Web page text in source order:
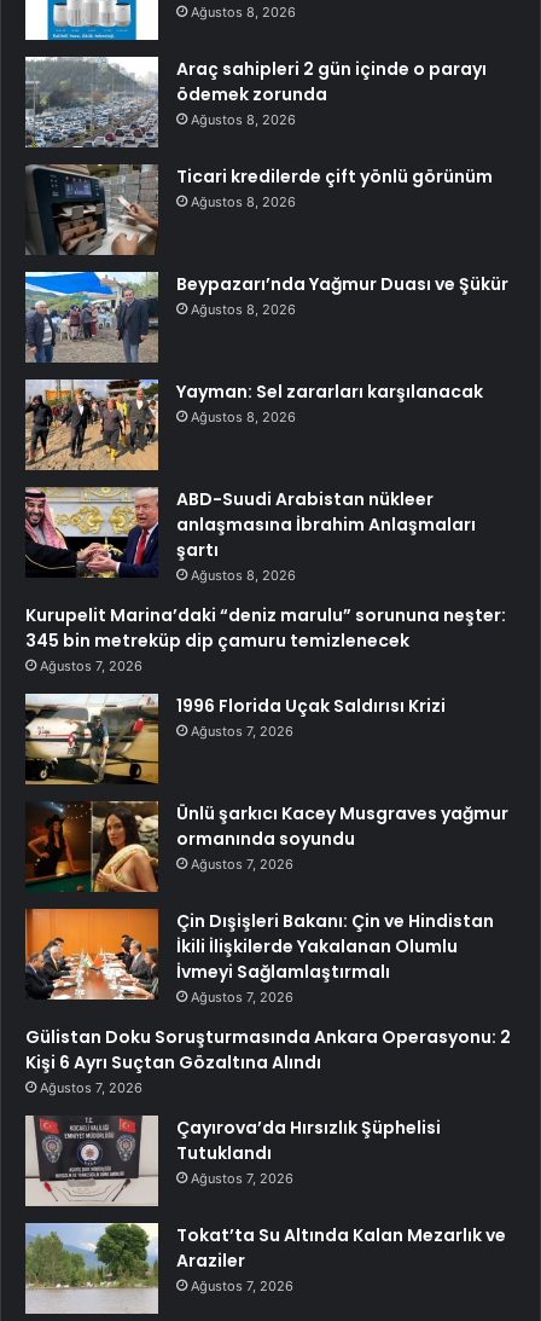
Ağustos 8, 2026
Araç sahipleri 2 gün içinde o parayı
ödemek zorunda
Ağustos 8, 2026
Ticari kredilerde çift yönlü görünüm
Ağustos 8, 2026
Beypazarı’nda Yağmur Duası ve Şükür
Ağustos 8, 2026
Yayman: Sel zararları karşılanacak
Ağustos 8, 2026
ABD-Suudi Arabistan nükleer
anlaşmasına İbrahim Anlaşmaları
şartı
Ağustos 8, 2026
Kurupelit Marina’daki “deniz marulu” sorununa neşter:
345 bin metreküp dip çamuru temizlenecek
Ağustos 7, 2026
1996 Florida Uçak Saldırısı Krizi
Ağustos 7, 2026
Ünlü şarkıcı Kacey Musgraves yağmur
ormanında soyundu
Ağustos 7, 2026
Çin Dışişleri Bakanı: Çin ve Hindistan
İkili İlişkilerde Yakalanan Olumlu
İvmeyi Sağlamlaştırmalı
Ağustos 7, 2026
Gülistan Doku Soruşturmasında Ankara Operasyonu: 2
Kişi 6 Ayrı Suçtan Gözaltına Alındı
Ağustos 7, 2026
Çayırova’da Hırsızlık Şüphelisi
Tutuklandı
Ağustos 7, 2026
Tokat’ta Su Altında Kalan Mezarlık ve
Araziler
Ağustos 7, 2026